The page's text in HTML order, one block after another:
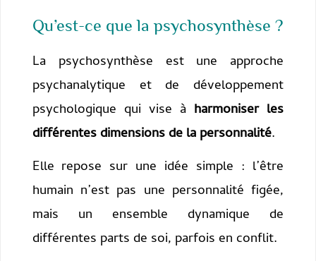
Qu’est-ce que la psychosynthèse ?
La psychosynthèse est une approche
psychanalytique et de développement
psychologique qui vise à harmoniser les
différentes dimensions de la personnalité.
Elle repose sur une idée simple : l’être
humain n’est pas une personnalité figée,
mais un ensemble dynamique de
différentes parts de soi, parfois en conflit.